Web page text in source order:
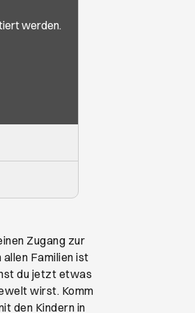
werden.
Zugang zur
Familien ist
du jetzt etwas
wirst. Komm
den Kindern in